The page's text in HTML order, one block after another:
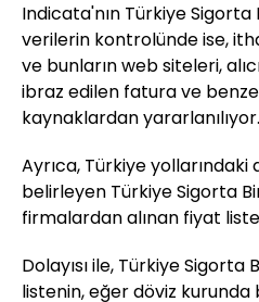
Indicata'nın Türkiye Sigorta
verilerin kontrolünde ise,
ve bunların web siteleri,
ibraz edilen fatura ve
kaynaklardan yararlanılıyor.
Ayrıca, Türkiye
belirleyen Türkiye Sigorta
firmalardan alınan fiyat
Dolayısı ile, Türkiye Sigorta
listenin, eğer döviz kurunda